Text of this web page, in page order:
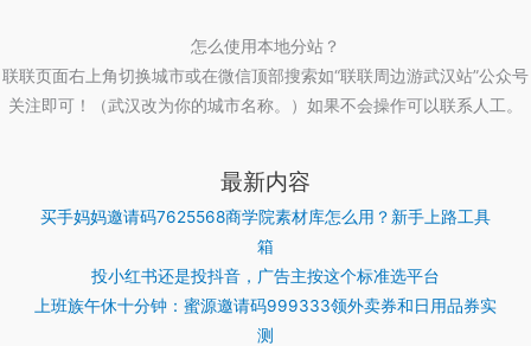
怎么使用本地分站？
联联页面右上角切换城市或在微信顶部搜索如“联联周边游武汉站”公众号
关注即可！（武汉改为你的城市名称。）如果不会操作可以联系人工。
最新内容
买手妈妈邀请码7625568商学院素材库怎么用？新手上路工具
箱
投小红书还是投抖音，广告主按这个标准选平台
上班族午休十分钟：蜜源邀请码999333领外卖券和日用品券实
测